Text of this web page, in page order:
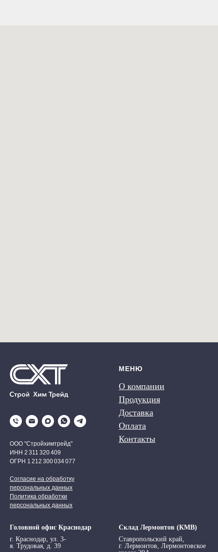
ООО "Стройхимтрейд"
ИНН 2 311 320 409
ОГРН 1 212 300 034 077
Согласие на обработку
персональных данных
Политика обработки
персональных данных
МЕНЮ
О компании
Продукция
Доставка
Оплата
Контакты
Головной офис Краснодар
г. Краснодар, ул. 3-
я. Трудовая, д. 39
Склад Лермонтов (КМВ)
Ставропольский край,
г. Лермонтов, Лермонтовское